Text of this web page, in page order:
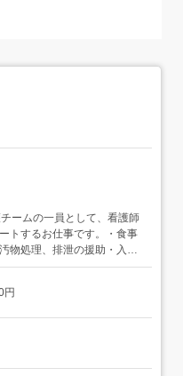
ームの一員として、看護師
トするお仕事です。・食事
物処理、排泄の援助・入浴
移動の介助・ベッドメイキ
ク>・待合室、診察環境整
円